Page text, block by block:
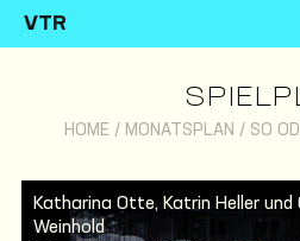
VTR
HOME / MONATSPLAN / SO
Katharina Otte, Katrin Heller und
Weinhold